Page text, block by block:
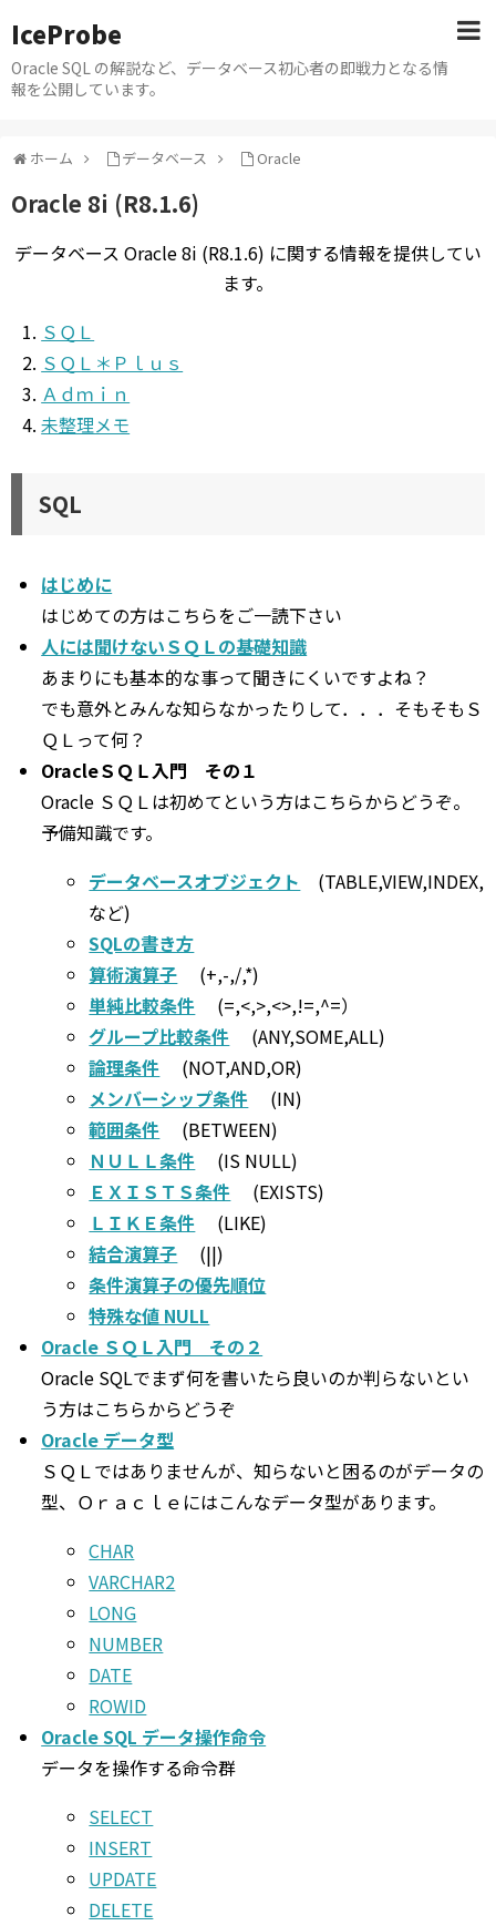
IceProbe
Oracle SQL の解説など、データベース初心者の即戦力となる情
報を公開しています。
ホーム データベース Oracle
Oracle 8i (R8.1.6)
データベース Oracle 8i (R8.1.6) に関する情報を提供してい
ます。
ＳＱＬ
ＳＱＬ＊Ｐｌｕｓ
Ａｄｍｉｎ
未整理メモ
SQL
はじめに
はじめての方はこちらをご一読下さい
人には聞けないＳＱＬの基礎知識
あまりにも基本的な事って聞きにくいですよね？
でも意外とみんな知らなかったりして．．．そもそもＳ
ＱＬって何？
OracleＳＱＬ入門 その１
Oracle ＳＱＬは初めてという方はこちらからどうぞ。
予備知識です。
データベースオブジェクト (TABLE,VIEW,INDEX,
など)
SQLの書き方
算術演算子 (+,-,/,*)
単純比較条件 (=,<,>,<>,!=,^=）
グループ比較条件 (ANY,SOME,ALL)
論理条件 (NOT,AND,OR)
メンバーシップ条件 (IN)
範囲条件 (BETWEEN)
ＮＵＬＬ条件 (IS NULL)
ＥＸＩＳＴＳ条件 (EXISTS)
ＬＩＫＥ条件 (LIKE)
結合演算子 (||)
条件演算子の優先順位
特殊な値 NULL
Oracle ＳＱＬ入門 その２
Oracle SQLでまず何を書いたら良いのか判らないとい
う方はこちらからどうぞ
Oracle データ型
ＳＱＬではありませんが、知らないと困るのがデータの
型、Ｏｒａｃｌｅにはこんなデータ型があります。
CHAR
VARCHAR2
LONG
NUMBER
DATE
ROWID
Oracle SQL データ操作命令
データを操作する命令群
SELECT
INSERT
UPDATE
DELETE